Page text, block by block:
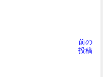
前の
投稿